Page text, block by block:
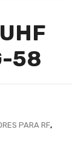
58
PARA RF,